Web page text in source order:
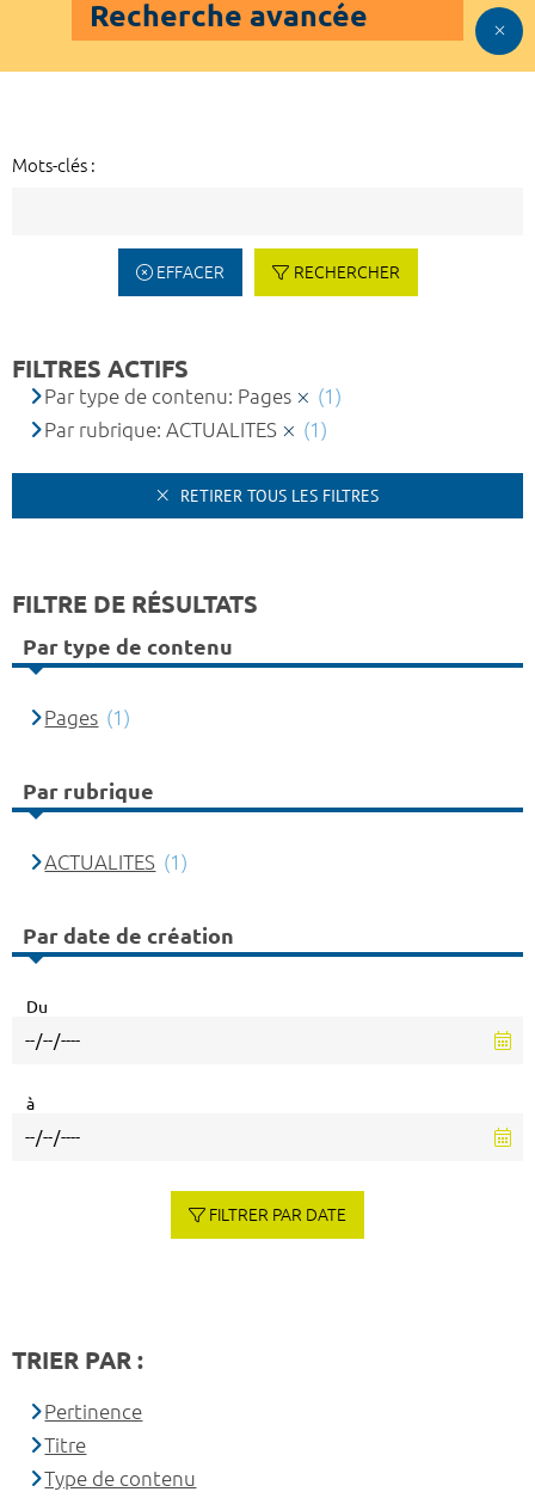
Recherche avancée
Mots-clés :
EFFACER RECHERCHER
FILTRES ACTIFS
Par type de contenu: Pages
(1)
Par rubrique: ACTUALITES
(1)
RETIRER TOUS LES FILTRES
FILTRE DE RÉSULTATS
Par type de contenu
Pages (1)
Par rubrique
ACTUALITES (1)
Par date de création
Du
à
FILTRER PAR DATE
TRIER PAR :
Pertinence
Titre
Type de contenu